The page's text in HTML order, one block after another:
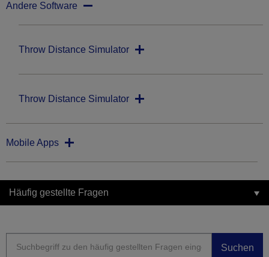
Andere Software
Throw Distance Simulator
Throw Distance Simulator
Mobile Apps
Häufig gestellte Fragen
Suchen